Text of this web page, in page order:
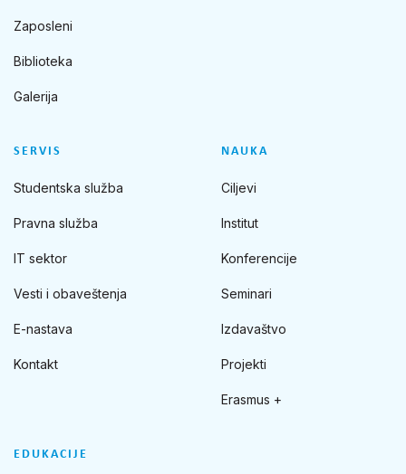
Zaposleni
Biblioteka
Galerija
SERVIS
Studentska služba
Pravna služba
IT sektor
Vesti i obaveštenja
E-nastava
Kontakt
NAUKA
Ciljevi
Institut
Konferencije
Seminari
Izdavaštvo
Projekti
Erasmus +
EDUKACIJE